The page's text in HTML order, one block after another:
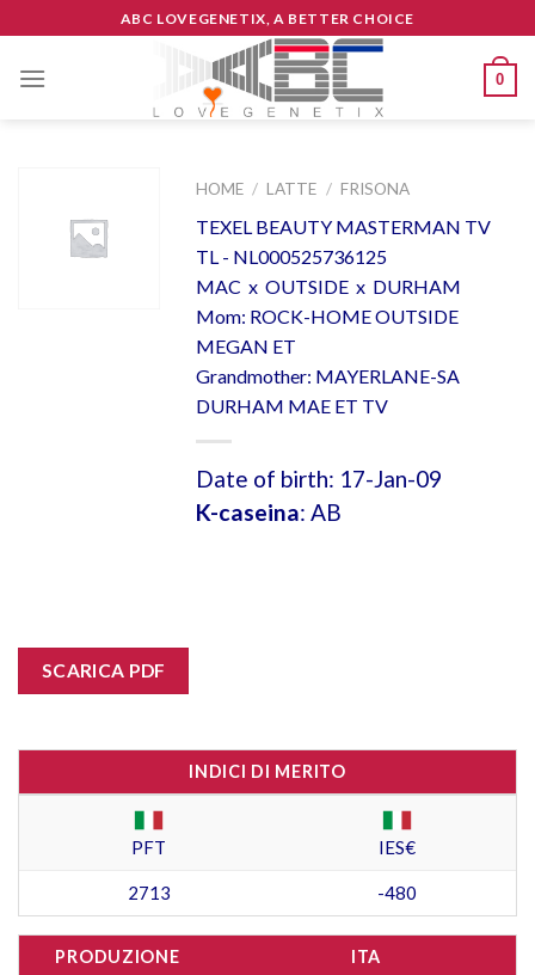
to
content
ABC LOVEGENETIX, A BETTER CHOICE
0
HOME / LATTE / FRISONA
TEXEL BEAUTY MASTERMAN TV
TL - NL000525736125
MAC x OUTSIDE x DURHAM
Mom: ROCK-HOME OUTSIDE
MEGAN ET
Grandmother: MAYERLANE-SA
DURHAM MAE ET TV
Date of birth: 17-Jan-09
K-caseina: AB
SCARICA PDF
INDICI DI MERITO
PFT IES€
2713 -480
PRODUZIONE ITA